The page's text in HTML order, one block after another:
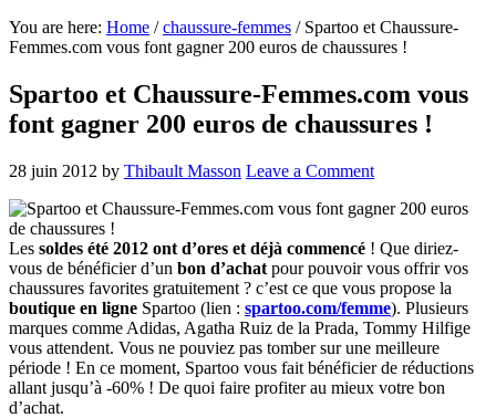
You are here: Home / chaussure-femmes /Spartoo et Chaussure-
Femmes.com vous font gagner 200 euros de chaussures !
Spartoo et Chaussure-Femmes.com vous
font gagner 200 euros de chaussures !
28 juin 2012 by Thibault Masson Leave a Comment
Les soldes été 2012 ont d’ores et déjà commencé ! Que diriez-
vous de bénéficier d’un bon d’achat pour pouvoir vous offrir vos
chaussures favorites gratuitement ? c’est ce que vous propose la
boutique en ligne Spartoo (lien : spartoo.com/femme). Plusieurs
marques comme Adidas, Agatha Ruiz de la Prada, Tommy Hilfige
vous attendent. Vous ne pouviez pas tomber sur une meilleure
période ! En ce moment, Spartoo vous fait bénéficier de réductions
allant jusqu’à -60% ! De quoi faire profiter au mieux votre bon
d’achat.